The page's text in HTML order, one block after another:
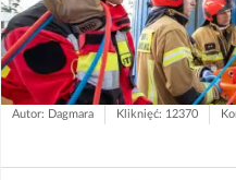
Autor: Dagmara Kliknięć: 12370